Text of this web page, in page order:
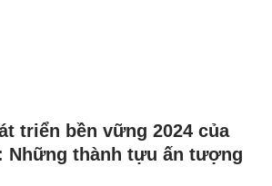
triển bền vững 2024 của
Những thành tựu ấn tượng